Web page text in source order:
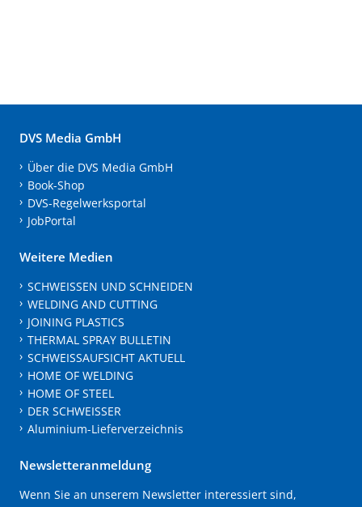
DVS Media GmbH
Über die DVS Media GmbH
Book-Shop
DVS-Regelwerksportal
JobPortal
Weitere Medien
SCHWEISSEN UND SCHNEIDEN
WELDING AND CUTTING
JOINING PLASTICS
THERMAL SPRAY BULLETIN
SCHWEISSAUFSICHT AKTUELL
HOME OF WELDING
HOME OF STEEL
DER SCHWEISSER
Aluminium-Lieferverzeichnis
Newsletteranmeldung
Wenn Sie an unserem Newsletter interessiert sind,